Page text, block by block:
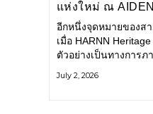
แห่งใหม่ ณ
BANGKOK
อีกหนึ่งจุดหมายของส
เมื่อ HARNN
ตัวอย่างเป็นทางการภ
ของเมืองใหญ่ มาสัม
July 2, 2026